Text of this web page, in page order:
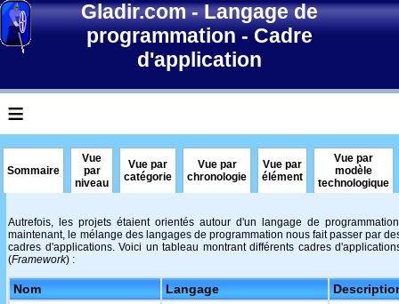
Gladir.com-Langage de
programmation - Cadre
d'application
≡
Sommaire
Vue
par
niveau
Vue par
catégorie
Vue par
chronologie
Vue par
élément
Vue par
modèle
technologique
Autrefois, les projets étaient orientés autour d'un langage de
maintenant, le mélange des langages de programmation nous fait passer par
cadres d'applications. Voici un tableau montrant différents cadres
(Framework) :
Nom Langage